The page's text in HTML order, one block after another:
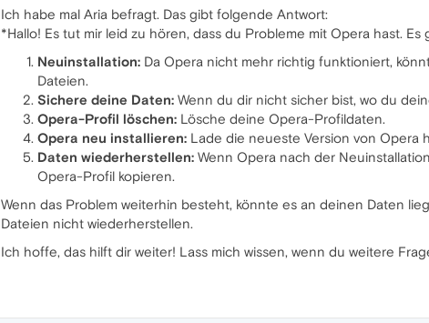
Ich habe mal Aria befragt. Das gibt folgende Antwort:
*Hallo! Es tut mir leid zu hören, dass du Probleme mit Opera hast.
Neuinstallation: Da Opera nicht mehr richtig funktioniert,
Dateien.
Sichere deine Daten: Wenn du dir nicht sicher bist, wo du
Opera-Profil löschen: Lösche deine Opera-Profildaten.
Opera neu installieren: Lade die neueste Version von Opera
Daten wiederherstellen: Wenn Opera nach der
Opera-Profil kopieren.
Wenn das Problem weiterhin besteht, könnte es an deinen Daten
Dateien nicht wiederherstellen.
Ich hoffe, das hilft dir weiter! Lass mich wissen, wenn du weitere